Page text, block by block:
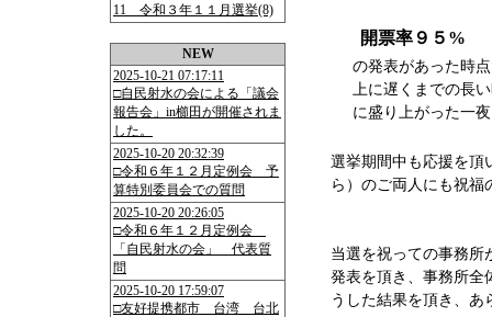
11 令和３年１１月選挙(8)
NEW
2025-10-21 07:17:11
□自民射水の会による「議会
報告会」in櫛田が開催されま
した。
2025-10-20 20:32:39
□令和６年１２月定例会 予
算特別委員会での質問
2025-10-20 20:26:05
□令和６年１２月定例会
「自民射水の会」 代表質
問
2025-10-20 17:59:07
□友好提携都市 台湾 台北
開票率９５%
の発表があった時
上に遅くまでの長
に盛り上がった一
選挙期間中も応援を頂
ら）のご両人にも祝福
当選を祝っての事務所
発表を頂き、事務所全
うした結果を頂き、あ